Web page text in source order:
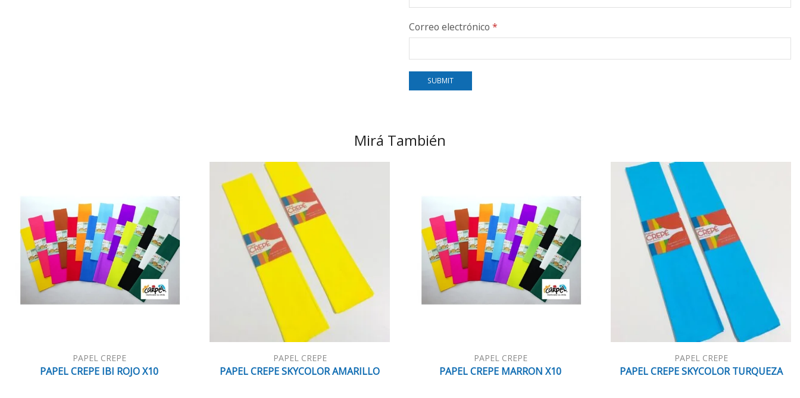
Correo electrónico *
Mirá También
PAPEL CREPE
PAPEL CREPE IBI ROJO X10
PAPEL CREPE
PAPEL CREPE SKYCOLOR AMARILLO
PAPEL CREPE
PAPEL CREPE MARRON X10
PAPEL CREPE
PAPEL CREPE SKYCOLOR TURQUEZA